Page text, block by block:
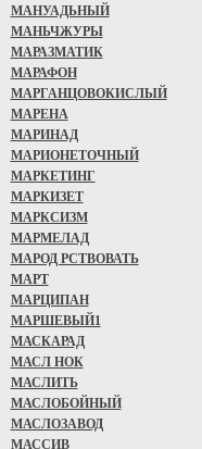
МАНУАДЬНЫЙ
МАНЬЧЖУРЫ
МАРАЗМАТИК
МАРАФОН
МАРГАНЦОВОКИСЛЫЙ
МАРЕНА
МАРИНАД
МАРИОНЕТОЧНЫЙ
МАРКЕТИНГ
МАРКИЗЕТ
МАРКСИЗМ
МАРМЕЛАД
МАРОД РСТВОВАТЬ
МАРТ
МАРЦИПАН
МАРШЕВЫЙ1
МАСКАРАД
МАСЛ НОК
МАСЛИТЬ
МАСЛОБОЙНЫЙ
МАСЛОЗАВОД
МАССИВ